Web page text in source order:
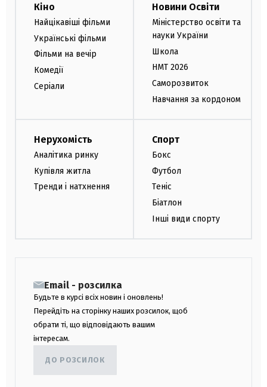
Кіно
Найцікавіші фільми
Українські фільми
Фільми на вечір
Комедії
Серіали
Новини Освіти
Міністерство освіти та
науки України
Школа
НМТ 2026
Саморозвиток
Навчання за кордоном
Нерухомість
Аналітика ринку
Купівля житла
Тренди і натхнення
Спорт
Бокс
Футбол
Теніс
Біатлон
Інші види спорту
Email - розсилка
Будьте в курсі всіх новин і оновлень!
Перейдіть на сторінку наших розсилок, щоб
обрати ті, що відповідають вашим
інтересам.
ДО РОЗСИЛОК